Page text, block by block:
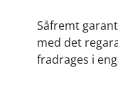
Såfremt
med det
fradrages i